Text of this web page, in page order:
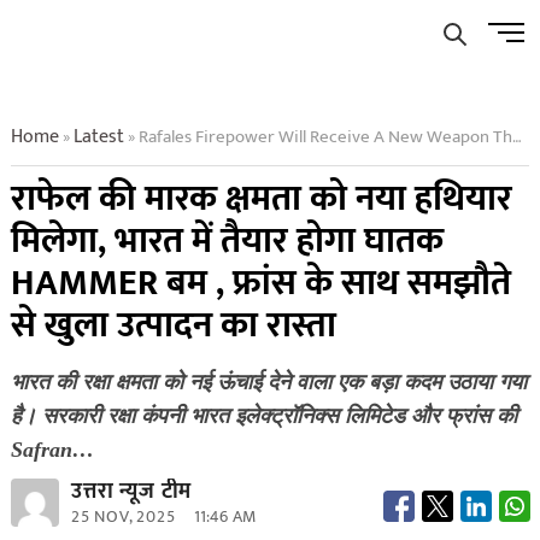
Menu
Home»Latest»Rafales Firepower Will Receive A New Weapon The Deadly Hammer Bomb Will Be Manufactured In India And The Agreement With France Has Opened The Way For Production
राफेल की मारक क्षमता को नया हथियार
मिलेगा, भारत में तैयार होगा घातक
HAMMER बम , फ्रांस के साथ समझौते
से खुला उत्पादन का रास्ता
भारत की रक्षा क्षमता को नई ऊंचाई देने वाला एक बड़ा कदम उठाया गया
है। सरकारी रक्षा कंपनी भारत इलेक्ट्रॉनिक्स लिमिटेड और फ्रांस की
Safran…
उत्तरा न्यूज टीम
25 NOV, 2025 11:46 AM